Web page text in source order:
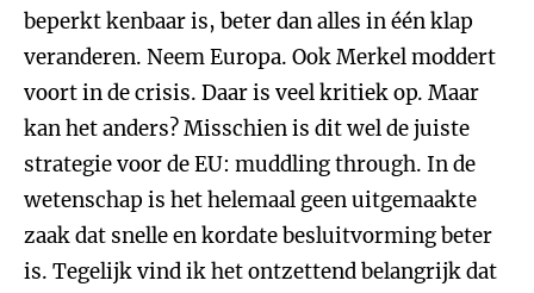
beperkt kenbaar is, beter dan alles in één klap
veranderen. Neem Europa. Ook Merkel moddert
voort in de crisis. Daar is veel kritiek op. Maar
kan het anders? Misschien is dit wel de juiste
strategie voor de EU: muddling through. In de
wetenschap is het helemaal geen uitgemaakte
zaak dat snelle en kordate besluitvorming beter
is. Tegelijk vind ik het ontzettend belangrijk dat